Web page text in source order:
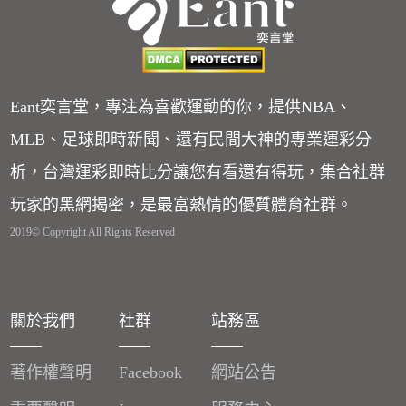
Eant奕言堂，專注為喜歡運動的你，提供NBA、
MLB、足球即時新聞、還有民間大神的專業運彩分
析，台灣運彩即時比分讓您有看還有得玩，集合社群
玩家的黑網揭密，是最富熱情的優質體育社群。
2019© Copyright All Rights Reserved
關於我們
著作權聲明
社群
Facebook
站務區
網站公告